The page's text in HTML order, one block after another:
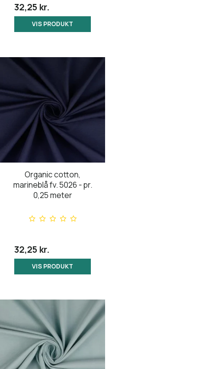
32,25 kr.
VIS PRODUKT
Organic cotton,
marineblå fv. 5026 - pr.
0,25 meter
32,25 kr.
VIS PRODUKT